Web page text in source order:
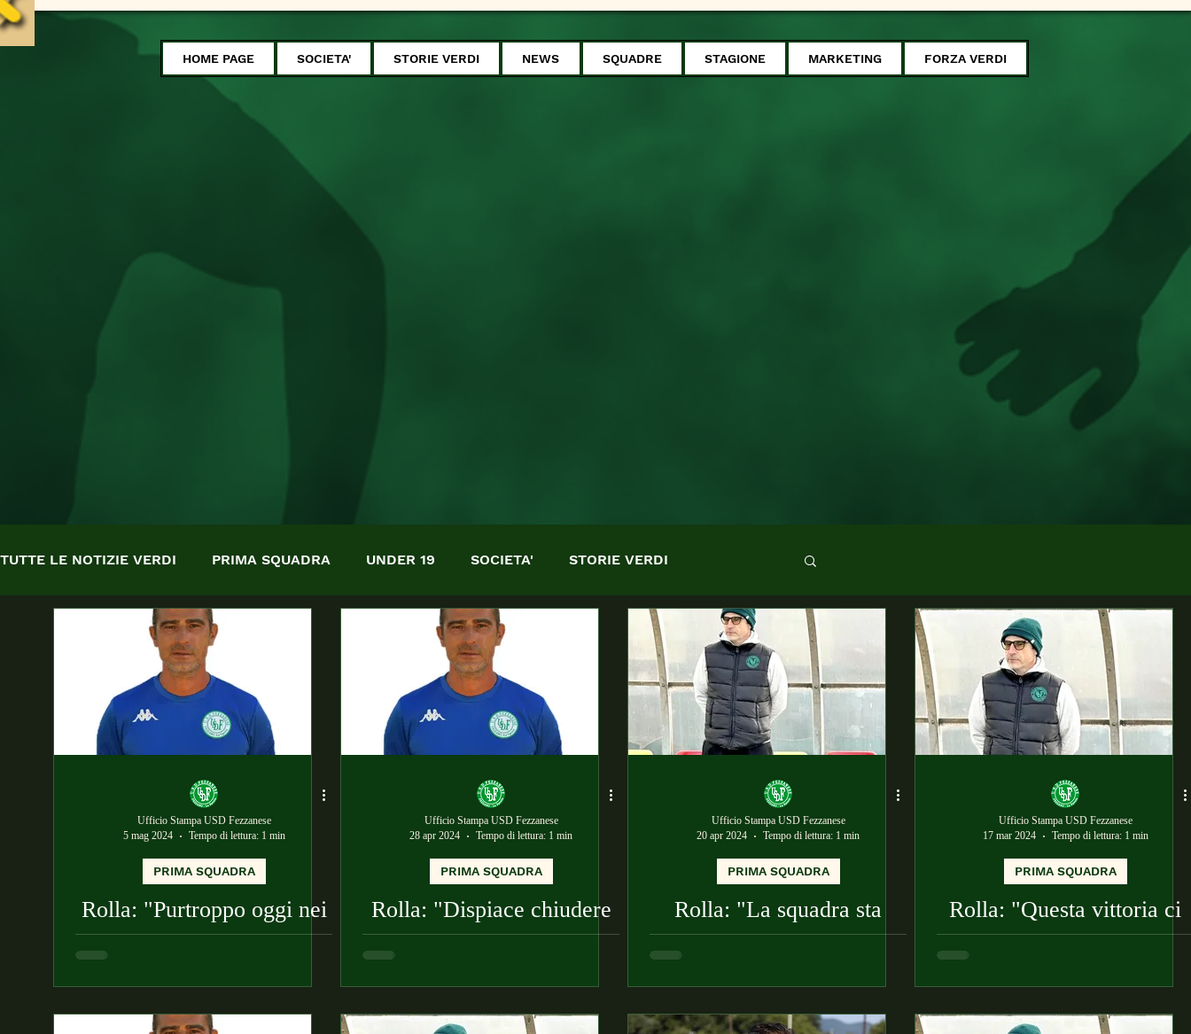
HOME PAGE SOCIETA' STORIE VERDI NEWS SQUADRE STAGIONE MARKETING FORZA VERDI
TUTTE LE NOTIZIE VERDI PRIMA SQUADRA UNDER 19 SOCIETA' STORIE VERDI
Ufficio Stampa USD Fezzanese
5 mag 2024
Tempo di lettura: 1 min
PRIMA SQUADRA
Rolla: "Purtroppo oggi nei
particolari e nell’attenzione
Ufficio Stampa USD Fezzanese
28 apr 2024
Tempo di lettura: 1 min
PRIMA SQUADRA
Rolla: "Dispiace chiudere
l’ultima partita casalinga
Ufficio Stampa USD Fezzanese
20 apr 2024
Tempo di lettura: 1 min
PRIMA SQUADRA
Rolla: "La squadra sta
bene. Abbiamo voglia di
positiva di risultati"
Ufficio Stampa USD Fezzanese
17 mar 2024
Tempo di lettura: 1 min
PRIMA SQUADRA
Rolla: "Questa vittoria ci
dà la spinta giusta e
consapevolezza delle
nostre qualità"